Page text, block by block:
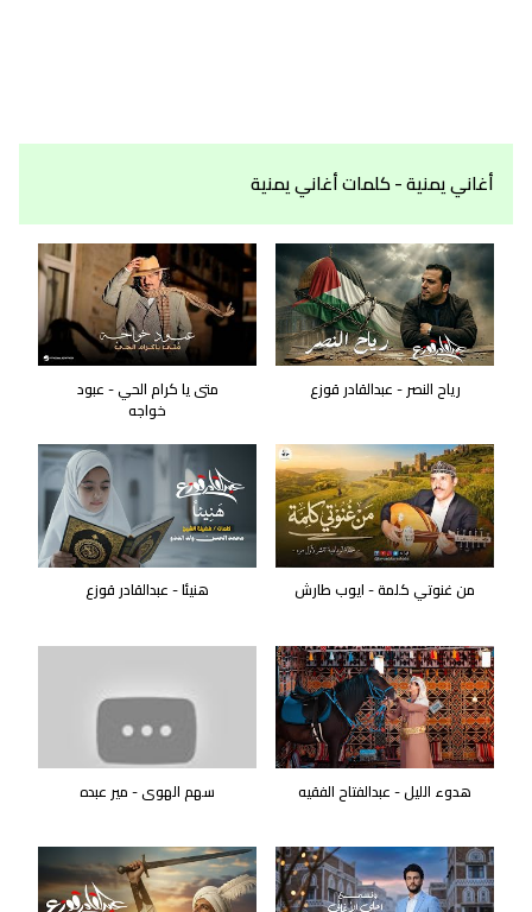
أغاني يمنية - كلمات أغاني يمنية
رياح النصر - عبدالقادر قوزع متى يا كرام الحي - عبود
خواجه
من غنوتي كلمة - ايوب طارش هنيئا - عبدالقادر قوزع
هدوء الليل - عبدالفتاح الفقيه سهم الهوى - مير عبده